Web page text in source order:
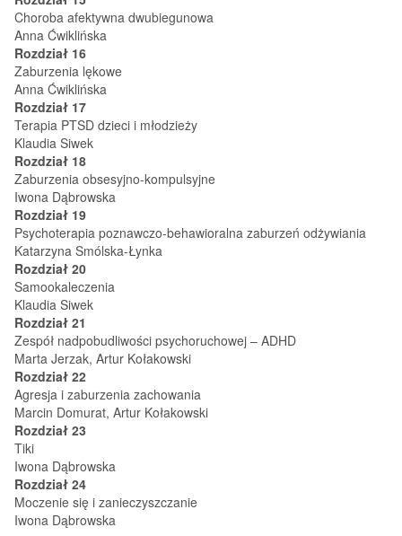
Choroba afektywna dwubiegunowa
Anna Ćwiklińska
Rozdział 16
Zaburzenia lękowe
Anna Ćwiklińska
Rozdział 17
Terapia PTSD dzieci i młodzieży
Klaudia Siwek
Rozdział 18
Zaburzenia obsesyjno-kompulsyjne
Iwona Dąbrowska
Rozdział 19
Psychoterapia poznawczo-behawioralna zaburzeń odżywiania
Katarzyna Smólska-Łynka
Rozdział 20
Samookaleczenia
Klaudia Siwek
Rozdział 21
Zespół nadpobudliwości psychoruchowej – ADHD
Marta Jerzak, Artur Kołakowski
Rozdział 22
Agresja i zaburzenia zachowania
Marcin Domurat, Artur Kołakowski
Rozdział 23
Tiki
Iwona Dąbrowska
Rozdział 24
Moczenie się i zanieczyszczanie
Iwona Dąbrowska